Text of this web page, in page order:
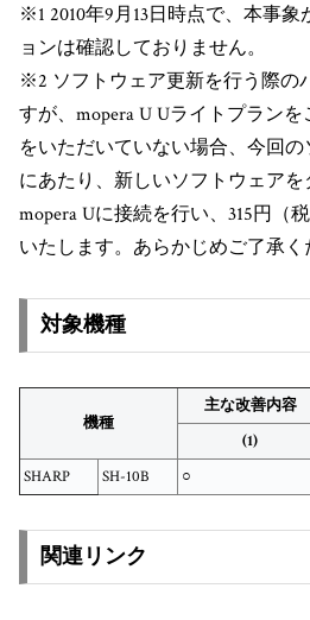
※1 2010年9月13日時点で、本事
ョンは確認しておりません。
※2 ソフトウェア更新を行う際の
すが、mopera U Uライトプラン
をいただいていない場合、今回
にあたり、新しいソフトウェアを
mopera Uに接続を行い、315円（
いたします。あらかじめご了承く
対象機種
機種
主な改善内容
(1)
SHARP
SH-10B ○
関連リンク